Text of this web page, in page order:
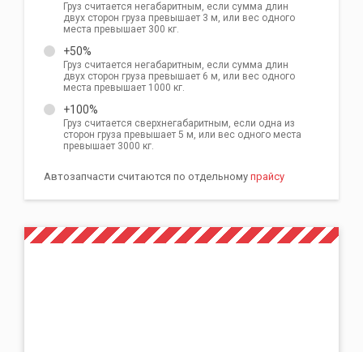
Груз считается негабаритным, если сумма длин
двух сторон груза превышает 3 м, или вес одного
места превышает 300 кг.
+50%
Груз считается негабаритным, если сумма длин
двух сторон груза превышает 6 м, или вес одного
места превышает 1000 кг.
+100%
Груз считается сверхнегабаритным, если одна из
сторон груза превышает 5 м, или вес одного места
превышает 3000 кг.
Автозапчасти считаются по отдельному прайсу